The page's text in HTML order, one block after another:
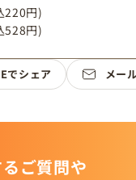
220円)
528円)
でシェア メー
ご質問や